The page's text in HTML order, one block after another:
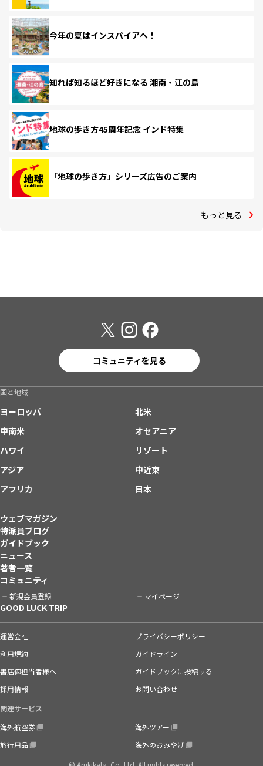
今年の夏はインスパイアへ！
知れば知るほど好きになる 湘南・江の島
地球の歩き方45周年記念 インド特集
「地球の歩き方」シリーズ広告のご案内
もっと見る
コミュニティを見る
国と地域
ヨーロッパ
北米
中南米
オセアニア
ハワイ
リゾート
アジア
中近東
アフリカ
日本
ウェブマガジン
特派員ブログ
ガイドブック
ニュース
著者一覧
コミュニティ
新規会員登録 マイページ
GOOD LUCK TRIP
運営会社
プライバシーポリシー
利用規約
ガイドライン
書店御担当者様へ
ガイドブックに投稿する
採用情報
お問い合わせ
関連サービス
海外航空券
海外ツアー
旅行用品
海外のおみやげ